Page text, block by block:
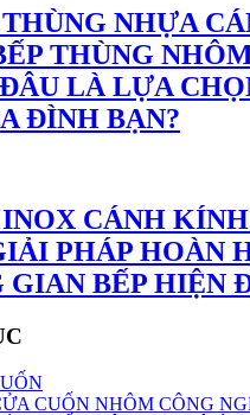
THÙNG NHỰA
THÙNG
LÀ LỰA
ĐÌNH BẠN?
CÁNH
PHÁP HOÀN
GIAN BẾP HIỆN
CUỐN NHÔM CÔNG